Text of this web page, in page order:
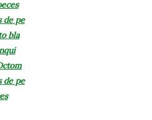
de pe
bla
de pe